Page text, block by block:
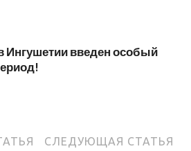
Ингушетии введен особый
СЛЕДУЮЩАЯ СТАТЬЯ